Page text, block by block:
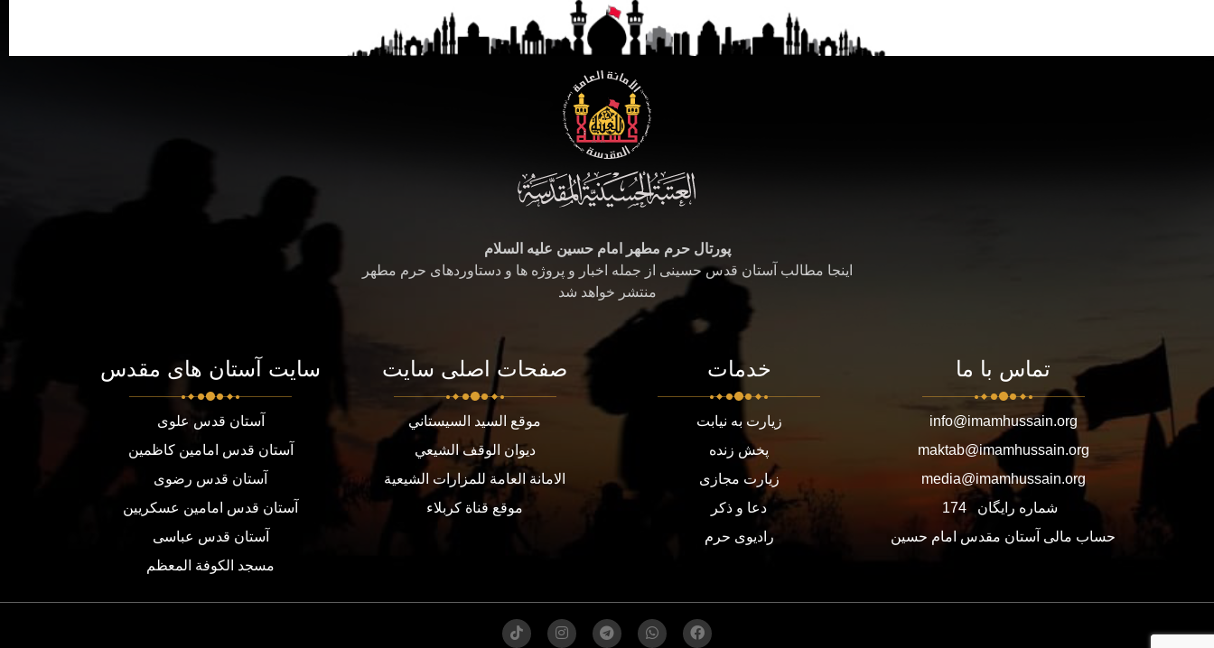
پورتال حرم مطهر امام حسین علیه السلام
اینجا مطالب آستان قدس حسینی از جمله اخبار و پروژه ها و دستاوردهای حرم مطهر
منتشر خواهد شد
تماس با ما
info@imamhussain.org
maktab@imamhussain.org
media@imamhussain.org
شماره رایگان
174
حساب مالی آستان مقدس امام حسین
خدمات
زیارت به نیابت
پخش زنده
زیارت مجازی
دعا و ذکر
رادیوی حرم
صفحات اصلی سایت
موقع السيد السيستاني
ديوان الوقف الشيعي
الامانة العامة للمزارات الشيعية
موقع قناة كربلاء
سایت آستان های مقدس
آستان قدس علوی
آستان قدس امامین کاظمین
آستان قدس رضوی
آستان قدس امامین عسکریین
آستان قدس عباسی
مسجد الكوفة المعظم